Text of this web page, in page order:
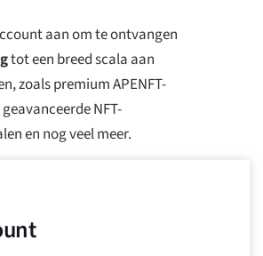
aan om te ontvangen
tot een breed scala aan
zoals premium APENFT-
NFT-
en nog veel meer.